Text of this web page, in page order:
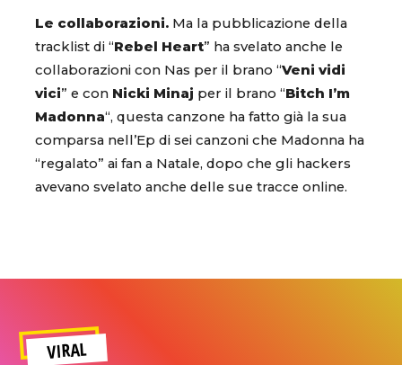
Le collaborazioni. Ma la pubblicazione della
tracklist di “Rebel Heart” ha svelato anche le
collaborazioni con Nas per il brano “Veni vidi
vici” e con Nicki Minaj per il brano “Bitch I’m
Madonna“, questa canzone ha fatto già la sua
comparsa nell’Ep di sei canzoni che Madonna ha
“regalato” ai fan a Natale, dopo che gli hackers
avevano svelato anche delle sue tracce online.
VIRAL